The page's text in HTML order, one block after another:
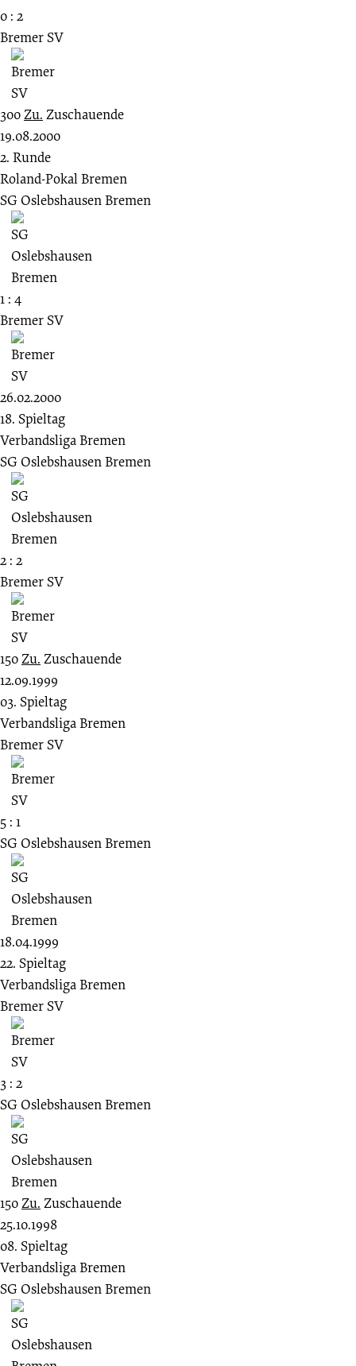
0 : 2
Bremer SV
300Zu. Zuschauende
19.08.2000
2. Runde
Roland-Pokal Bremen
SG Oslebshausen Bremen
1 : 4
Bremer SV
26.02.2000
18. Spieltag
Verbandsliga Bremen
SG Oslebshausen Bremen
2 : 2
Bremer SV
150Zu. Zuschauende
12.09.1999
03. Spieltag
Verbandsliga Bremen
Bremer SV
5 : 1
SG Oslebshausen Bremen
18.04.1999
22. Spieltag
Verbandsliga Bremen
Bremer SV
3 : 2
SG Oslebshausen Bremen
150Zu. Zuschauende
25.10.1998
08. Spieltag
Verbandsliga Bremen
SG Oslebshausen Bremen